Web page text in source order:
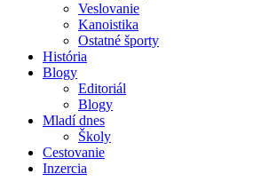
Veslovanie
Kanoistika
Ostatné športy
História
Blogy
Editoriál
Blogy
Mladí dnes
Školy
Cestovanie
Inzercia